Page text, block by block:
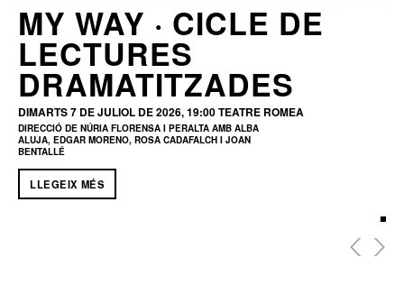
MY WAY · CICLE DE
LECTURES
DRAMATITZADES
DIMARTS 7 DE JULIOL DE 2026, 19:00TEATRE ROMEA
DIRECCIÓ DE NÚRIA FLORENSA I PERALTA AMB ALBA
ALUJA, EDGAR MORENO, ROSA CADAFALCH I JOAN
BENTALLÉ
LLEGEIX MÉS